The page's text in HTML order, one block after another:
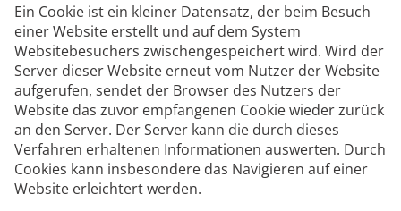
Ein Cookie ist ein kleiner Datensatz, der beim Besuch
einer Website erstellt und auf dem System
Websitebesuchers zwischengespeichert wird. Wird der
Server dieser Website erneut vom Nutzer der Website
aufgerufen, sendet der Browser des Nutzers der
Website das zuvor empfangenen Cookie wieder zurück
an den Server. Der Server kann die durch dieses
Verfahren erhaltenen Informationen auswerten. Durch
Cookies kann insbesondere das Navigieren auf einer
Website erleichtert werden.